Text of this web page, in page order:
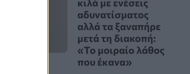
κιλά με ενέσεις
αδυνατίσματος
αλλά τα ξαναπήρε
μετά τη διακοπή:
«Το μοιραίο λάθος
που έκανα»